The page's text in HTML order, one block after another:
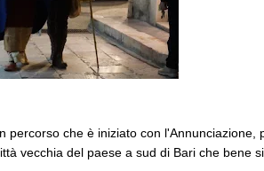
che è iniziato con l'Annunciazione,
vecchia del paese a sud di Bari che bene